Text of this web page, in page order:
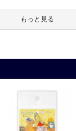
もっと見る